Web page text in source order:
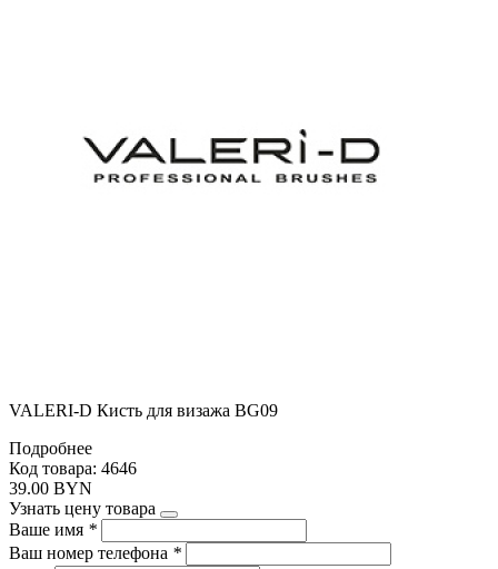
VALERI-D Кисть для визажа BG09
Подробнее
Код товара: 4646
39.00 BYN
Узнать цену товара
Ваше имя *
Ваш номер телефона *